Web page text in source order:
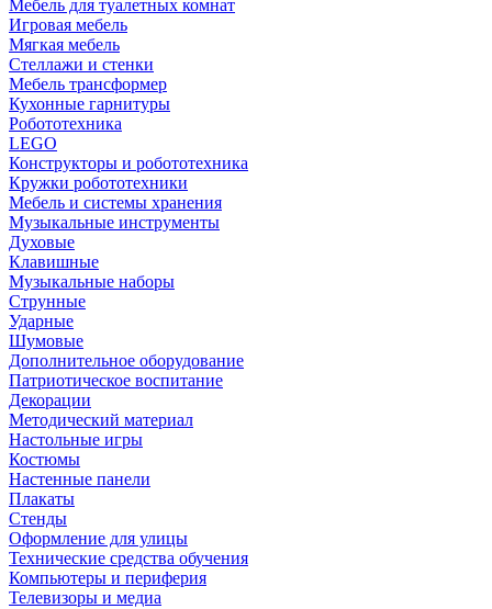
Мебель для туалетных комнат
Игровая мебель
Мягкая мебель
Стеллажи и стенки
Мебель трансформер
Кухонные гарнитуры
Робототехника
LEGO
Конструкторы и робототехника
Кружки робототехники
Мебель и системы хранения
Музыкальные инструменты
Духовые
Клавишные
Музыкальные наборы
Струнные
Ударные
Шумовые
Дополнительное оборудование
Патриотическое воспитание
Декорации
Методический материал
Настольные игры
Костюмы
Настенные панели
Плакаты
Стенды
Оформление для улицы
Технические средства обучения
Компьютеры и периферия
Телевизоры и медиа